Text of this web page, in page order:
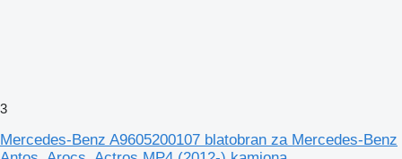
3
Mercedes-Benz A9605200107 blatobran za Mercedes-Benz